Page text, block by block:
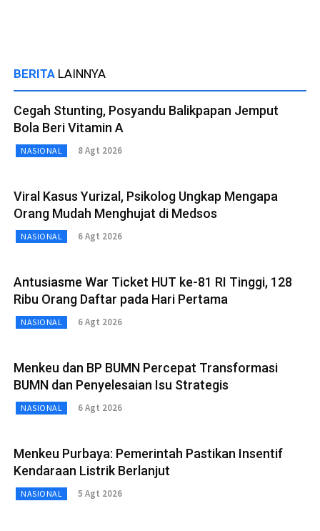
BERITA LAINNYA
Cegah Stunting, Posyandu Balikpapan Jemput
Bola Beri Vitamin A
NASIONAL 8 Agt 2026
Viral Kasus Yurizal, Psikolog Ungkap Mengapa
Orang Mudah Menghujat di Medsos
NASIONAL 6 Agt 2026
Antusiasme War Ticket HUT ke-81 RI Tinggi, 128
Ribu Orang Daftar pada Hari Pertama
NASIONAL 6 Agt 2026
Menkeu dan BP BUMN Percepat Transformasi
BUMN dan Penyelesaian Isu Strategis
NASIONAL 6 Agt 2026
Menkeu Purbaya: Pemerintah Pastikan Insentif
Kendaraan Listrik Berlanjut
NASIONAL 5 Agt 2026